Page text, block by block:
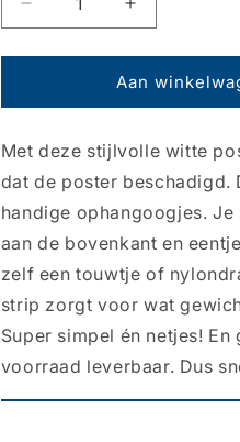
Aantal
verlagen
voor
Posterhanger
90cm
-
Posterstrips
Ophangoog
Aantal
verhogen
voor
90cm
-
Posterstrips
Ophangoog
Aan
Met deze stijlvolle witte
dat de poster beschadigd.
handige ophangoogjes.
aan de bovenkant en
zelf een touwtje of
strip zorgt voor wat
Super simpel én netjes!
voorraad leverbaar. Dus